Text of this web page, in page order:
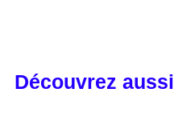
Découvrez aussi